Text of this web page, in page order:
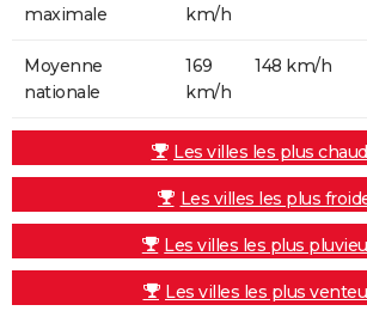
maximale
km/h
Moyenne
nationale
169
km/h
148 km/h
Les villes les plus
Les villes les plus
Les villes les plus
Les villes les plus